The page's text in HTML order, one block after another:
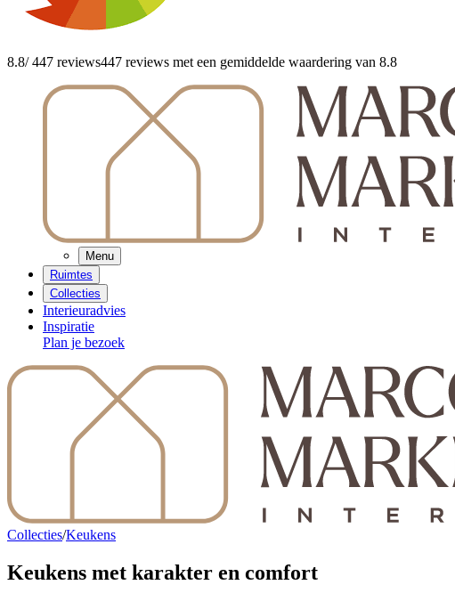
8.8/ 447 reviews447 reviews met een gemiddelde waardering van 8.8
Menu
Ruimtes
Collecties
Interieuradvies
Inspiratie
Plan je bezoek
Collecties/Keukens
Keukens met karakter en comfort